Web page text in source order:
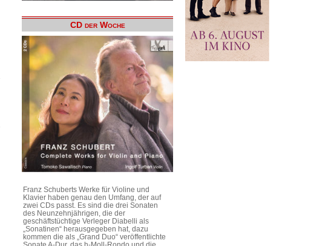
CD der Woche
Franz Schuberts Werke für Violine und
Klavier haben genau den Umfang, der auf
zwei CDs passt. Es sind die drei Sonaten
des Neunzehnjährigen, die der
geschäftstüchtige Verleger Diabelli als
„Sonatinen“ herausgegeben hat, dazu
kommen die als „Grand Duo“ veröffentlichte